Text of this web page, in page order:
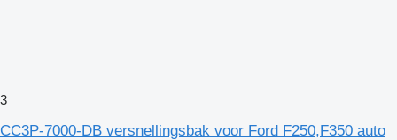
3
CC3P-7000-DB versnellingsbak voor Ford F250,F350 auto